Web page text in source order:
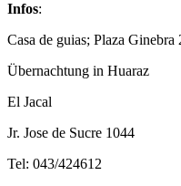
Infos:
Casa de guias; Plaza Ginebra
Übernachtung in Huaraz
El Jacal
Jr. Jose de Sucre 1044
Tel: 043/424612